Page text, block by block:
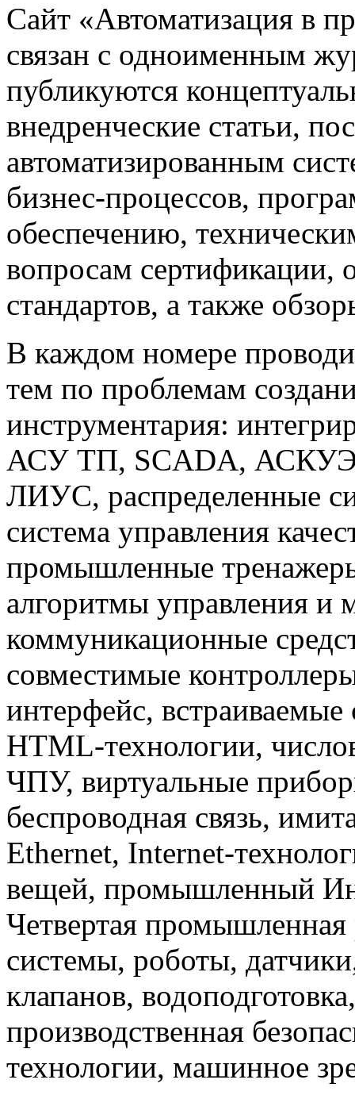
Сайт «Автоматизация в
связан с одноименным
публикуются
внедренческие статьи,
автоматизированным
бизнес-процессов,
обеспечению,
вопросам
стандартов, а также
В каждом номере
тем по проблемам
инструментария:
АСУ ТП, SCADA,
ЛИУС, распределенные
система управления
промышленные
алгоритмы управления и
коммуникационные
совместимые
интерфейс,
HTML-технологии,
ЧПУ, виртуальные
беспроводная связь,
Ethernet, Internet-
вещей, промышленный
Четвертая
системы, роботы,
клапанов,
производственная
технологии, машинное